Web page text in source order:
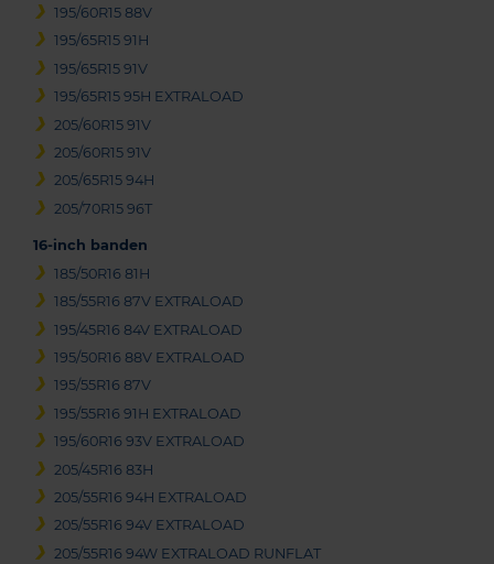
195/60R15 88V
195/65R15 91H
195/65R15 91V
195/65R15 95H EXTRALOAD
205/60R15 91V
205/60R15 91V
205/65R15 94H
205/70R15 96T
16-inch banden
185/50R16 81H
185/55R16 87V EXTRALOAD
195/45R16 84V EXTRALOAD
195/50R16 88V EXTRALOAD
195/55R16 87V
195/55R16 91H EXTRALOAD
195/60R16 93V EXTRALOAD
205/45R16 83H
205/55R16 94H EXTRALOAD
205/55R16 94V EXTRALOAD
205/55R16 94W EXTRALOAD RUNFLAT